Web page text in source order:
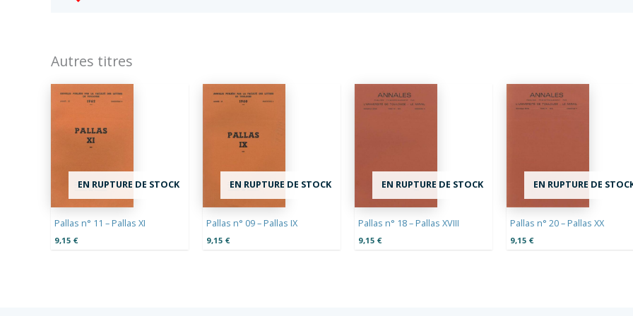
Autres titres
EN RUPTURE DE STOCK
Pallas n° 11 – Pallas XI
9,15 €
EN RUPTURE DE STOCK
Pallas n° 09 – Pallas IX
9,15 €
EN RUPTURE DE STOCK
Pallas n° 18 – Pallas XVIII
9,15 €
EN RUPTURE DE
Pallas n° 20 – Pallas XX
9,15 €